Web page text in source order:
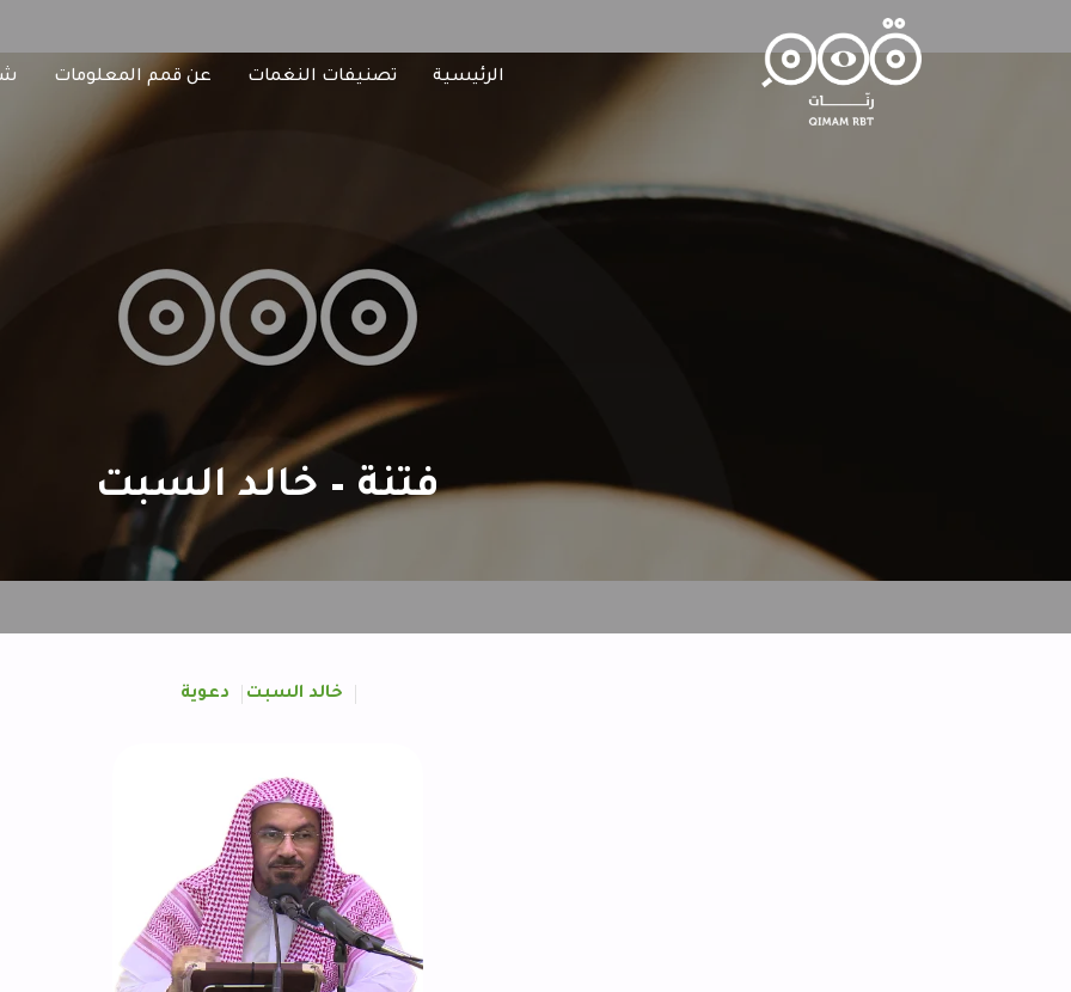
الرئيسية تصنيفات النغمات عن قمم المعلومات
فتنة – خالد السبت
خالد السبت دعوية